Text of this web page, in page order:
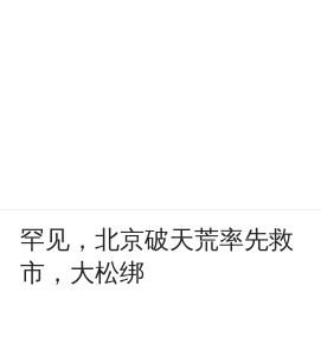
罕见，北京破天荒率先救
市，大松绑